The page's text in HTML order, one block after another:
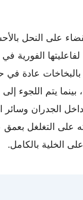
على النحل
الفورية
بالبخاخات عادة في
يتم اللجوء
الجدران وسائر
على التغلغل بعمق
الخلية بالكامل.